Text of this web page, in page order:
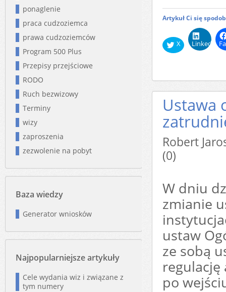
Artykuł Ci się
X LinkedIn
Ustawa
Robert
(0)
W dniu
zmianie
ustaw
ze sobą
regulację
po
ponaglenie
praca cudzoziemca
prawa cudzoziemców
Program 500 Plus
Przepisy przejściowe
RODO
Ruch bezwizowy
Terminy
wizy
zaproszenia
zezwolenie na pobyt
Baza wiedzy
Generator wniosków
Najpopularniejsze artykuły
Cele wydania wiz i związane z
tym numery